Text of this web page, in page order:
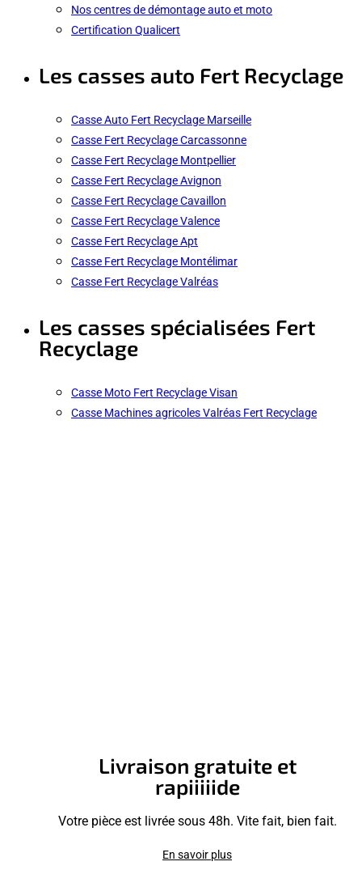
Nos centres de démontage auto et moto
Certification Qualicert
Les casses auto Fert Recyclage
Casse Auto Fert Recyclage Marseille
Casse Fert Recyclage Carcassonne
Casse Fert Recyclage Montpellier
Casse Fert Recyclage Avignon
Casse Fert Recyclage Cavaillon
Casse Fert Recyclage Valence
Casse Fert Recyclage Apt
Casse Fert Recyclage Montélimar
Casse Fert Recyclage Valréas
Les casses spécialisées Fert
Recyclage
Casse Moto Fert Recyclage Visan
Casse Machines agricoles Valréas Fert Recyclage
Livraison gratuite et
rapiiiiide
Votre pièce est livrée sous 48h. Vite fait, bien fait.
En savoir plus